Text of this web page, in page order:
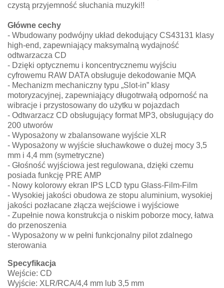
czystą przyjemność słuchania muzyki!!
Główne cechy
- Wbudowany podwójny układ dekodujący CS43131 klasy
high-end, zapewniający maksymalną wydajność
odtwarzacza CD
- Dzięki optycznemu i koncentrycznemu wyjściu
cyfrowemu RAW DATA obsługuje dekodowanie MQA
- Mechanizm mechaniczny typu „Slot-in” klasy
motoryzacyjnej, zapewniający długotrwałą odporność na
wibracje i przystosowany do użytku w pojazdach
- Odtwarzacz CD obsługujący format MP3, obsługujący do
200 utworów
- Wyposażony w zbalansowane wyjście XLR
- Wyposażony w wyjście słuchawkowe o dużej mocy 3,5
mm i 4,4 mm (symetryczne)
- Głośność wyjściowa jest regulowana, dzięki czemu
posiada funkcję PRE AMP
- Nowy kolorowy ekran IPS LCD typu Glass-Film-Film
- Wysokiej jakości obudowa ze stopu aluminium, wysokiej
jakości pozłacane złącza wejściowe i wyjściowe
- Zupełnie nowa konstrukcja o niskim poborze mocy, łatwa
do przenoszenia
- Wyposażony w w pełni funkcjonalny pilot zdalnego
sterowania
Specyfikacja
Wejście: CD
Wyjście: XLR/RCA/4,4 mm lub 3,5 mm